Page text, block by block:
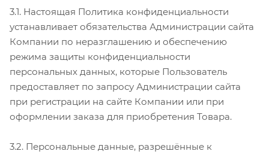
3.1. Настоящая Политика конфиденциальности
устанавливает обязательства Администрации сайта
Компании по неразглашению и обеспечению
режима защиты конфиденциальности
персональных данных, которые Пользователь
предоставляет по запросу Администрации сайта
при регистрации на сайте Компании или при
оформлении заказа для приобретения Товара.
3.2. Персональные данные, разрешённые к